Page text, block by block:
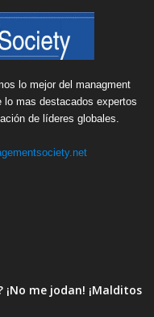
lo mejor del managment
lo mas destacados expertos
de líderes globales.
me jodan! ¡Malditos